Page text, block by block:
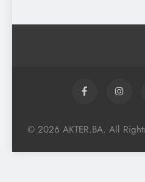
© 2026 AKTER.BA. All